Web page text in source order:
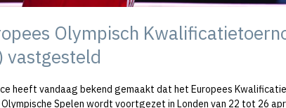
Olympisch
vastgesteld
heeft vandaag bekend gemaakt dat het Europees
Spelen wordt voortgezet in Londen van 22 tot 26